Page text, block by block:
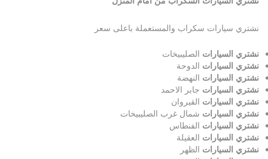
نشتري سيارات سكراب والمستعملة باعلى سعر
نشتري السيارات الصليبيخات
نشتري السيارات الدوحة
نشتري السيارات النهضة
نشتري السيارات جابر الاحمد
نشتري السيارات القيروان
نشتري السيارات شمال غرب الصليبيخات
نشتري السيارات الفنطاس
نشتري السيارات العقيلة
نشتري السيارات الظهر